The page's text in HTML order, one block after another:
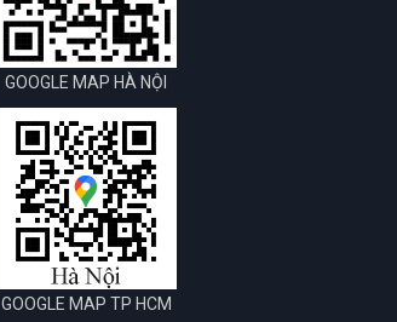
GOOGLE MAP HÀ NỘI
GOOGLE MAP TP HCM